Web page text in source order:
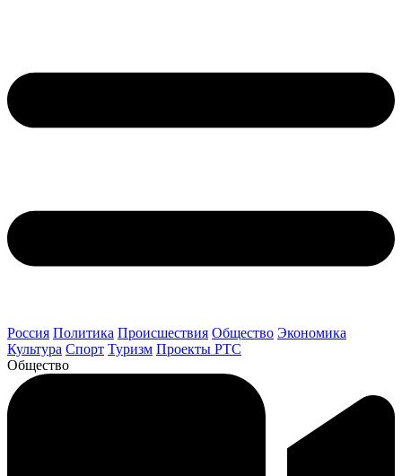
Россия Политика Происшествия Общество Экономика
Культура Спорт Туризм Проекты РТС
Общество